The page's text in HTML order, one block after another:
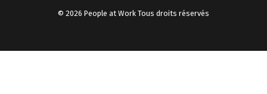
© 2026 People at Work Tous droits réservés